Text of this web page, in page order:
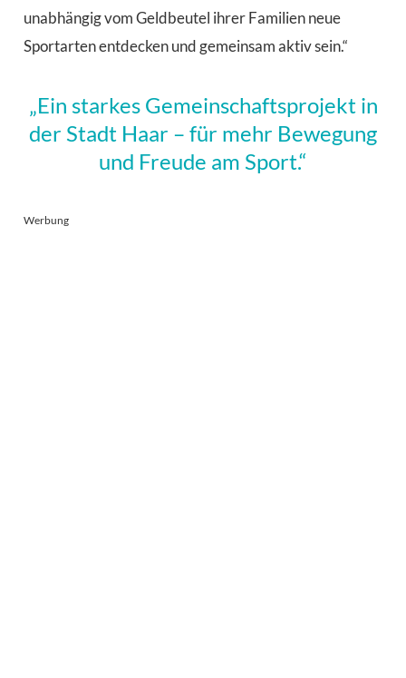
unabhängig vom Geldbeutel ihrer Familien neue
Sportarten entdecken und gemeinsam aktiv sein.“
„Ein starkes Gemeinschaftsprojekt in
der Stadt Haar – für mehr Bewegung
und Freude am Sport.“
Werbung